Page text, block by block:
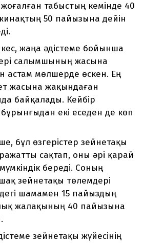
табыстың кемінде 40
50 пайызына дейін
жаңа әдістеме бойынша
салымшының жасына
астам мөлшерде өскен. Ең
жасына жақындаған
байқалады. Кейбір
екі еседен де көп
бұл өзгерістер зейнетақы
сақтап, оны әрі қарай
береді. Соның
зейнетақы төлемдері
шамамен 15 пайыздың
жалақының 40 пайызына
зейнетақы жүйесінің